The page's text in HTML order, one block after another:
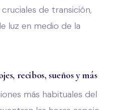
de transición,
luz en medio de la
recibos, sueños y más
más habituales del